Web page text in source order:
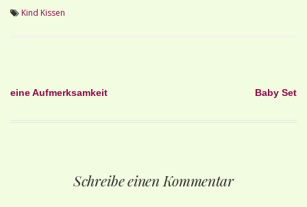
Kind Kissen
Beitragsnavigation
eine Aufmerksamkeit Baby Set
Schreibe einen Kommentar